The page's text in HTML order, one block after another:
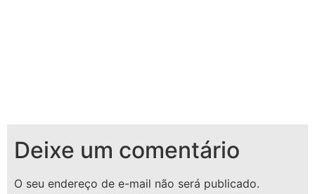
Deixe um comentário
O seu endereço de e-mail não será publicado.